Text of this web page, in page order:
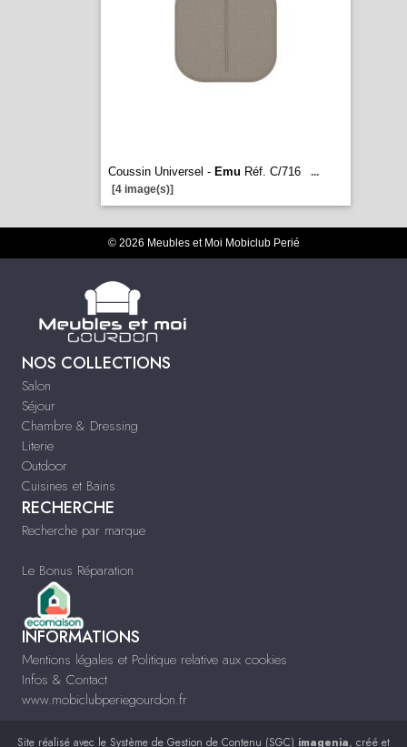
Coussin Universel - Emu Réf. C/716
...
[4 image(s)]
© 2026 Meubles et Moi Mobiclub Perié
NOS COLLECTIONS
Salon
Séjour
Chambre & Dressing
Literie
Outdoor
Cuisines et Bains
RECHERCHE
Recherche par marque
Le Bonus Réparation
INFORMATIONS
Mentions légales et Politique relative aux cookies
Infos & Contact
www.mobiclubperiegourdon.fr
Site réalisé avec le Système de Gestion de Contenu (SGC) imagenia, créé et